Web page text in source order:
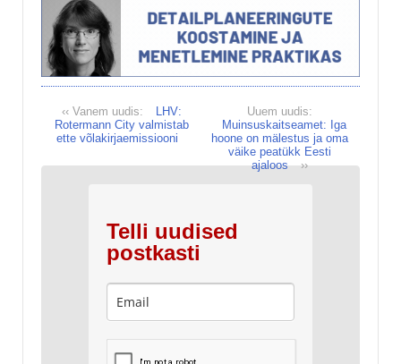
Uuem uudis:
Muinsuskaitseamet: Iga
hoone on mälestus ja oma
väike peatükk Eesti
ajaloos
››
‹‹ Vanem uudis:
LHV:
Rotermann City valmistab
ette võlakirjaemissiooni
Telli uudised
postkasti